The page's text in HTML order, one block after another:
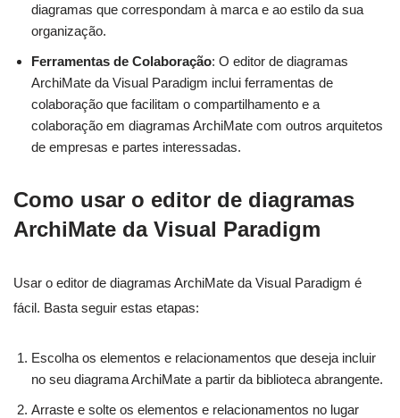
diagramas que correspondam à marca e ao estilo da sua
organização.
Ferramentas de Colaboração: O editor de diagramas
ArchiMate da Visual Paradigm inclui ferramentas de
colaboração que facilitam o compartilhamento e a
colaboração em diagramas ArchiMate com outros arquitetos
de empresas e partes interessadas.
Como usar o editor de diagramas
ArchiMate da Visual Paradigm
Usar o editor de diagramas ArchiMate da Visual Paradigm é
fácil. Basta seguir estas etapas:
Escolha os elementos e relacionamentos que deseja incluir
no seu diagrama ArchiMate a partir da biblioteca abrangente.
Arraste e solte os elementos e relacionamentos no lugar